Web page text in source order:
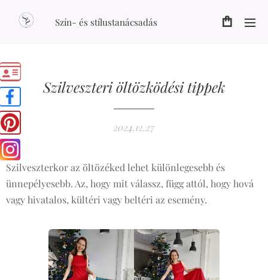
Szín- és stílustanácsadás
Szilveszteri öltözködési tippek
2024.12.27
Szilveszterkor az öltözéked lehet különlegesebb és
ünnepélyesebb. Az, hogy mit válassz, függ attól, hogy hová
vagy hivatalos, kültéri vagy beltéri az esemény.